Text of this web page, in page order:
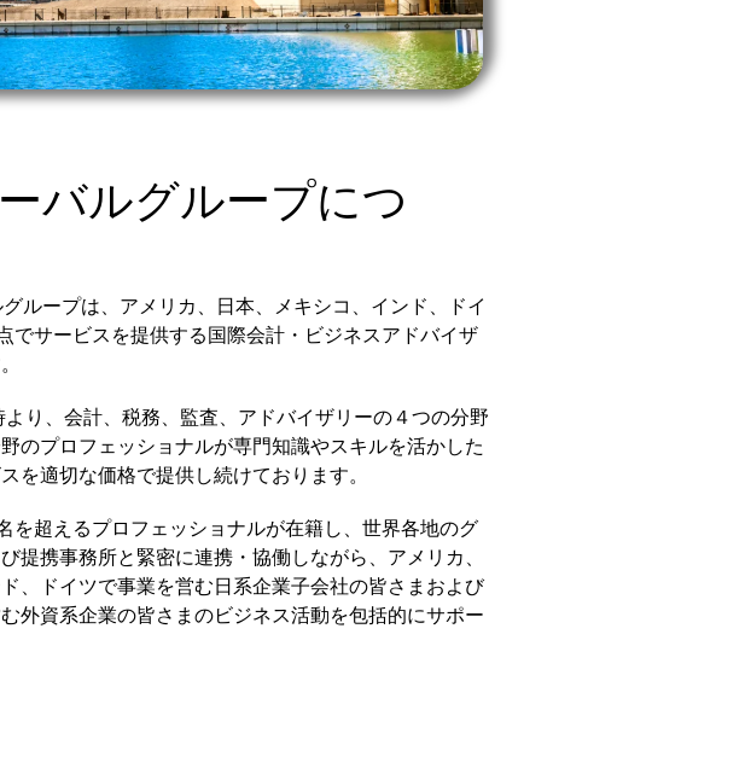
ルグループにつ
ループは、アメリカ、日本、メキシコ、インド、ドイ
でサービスを提供する国際会計・ビジネスアドバイザ
り、会計、税務、監査、アドバイザリーの４つの分野
のプロフェッショナルが専門知識やスキルを活かした
を適切な価格で提供し続けております。
を超えるプロフェッショナルが在籍し、世界各地のグ
提携事務所と緊密に連携・協働しながら、アメリカ、
、ドイツで事業を営む日系企業子会社の皆さまおよび
外資系企業の皆さまのビジネス活動を包括的にサポー